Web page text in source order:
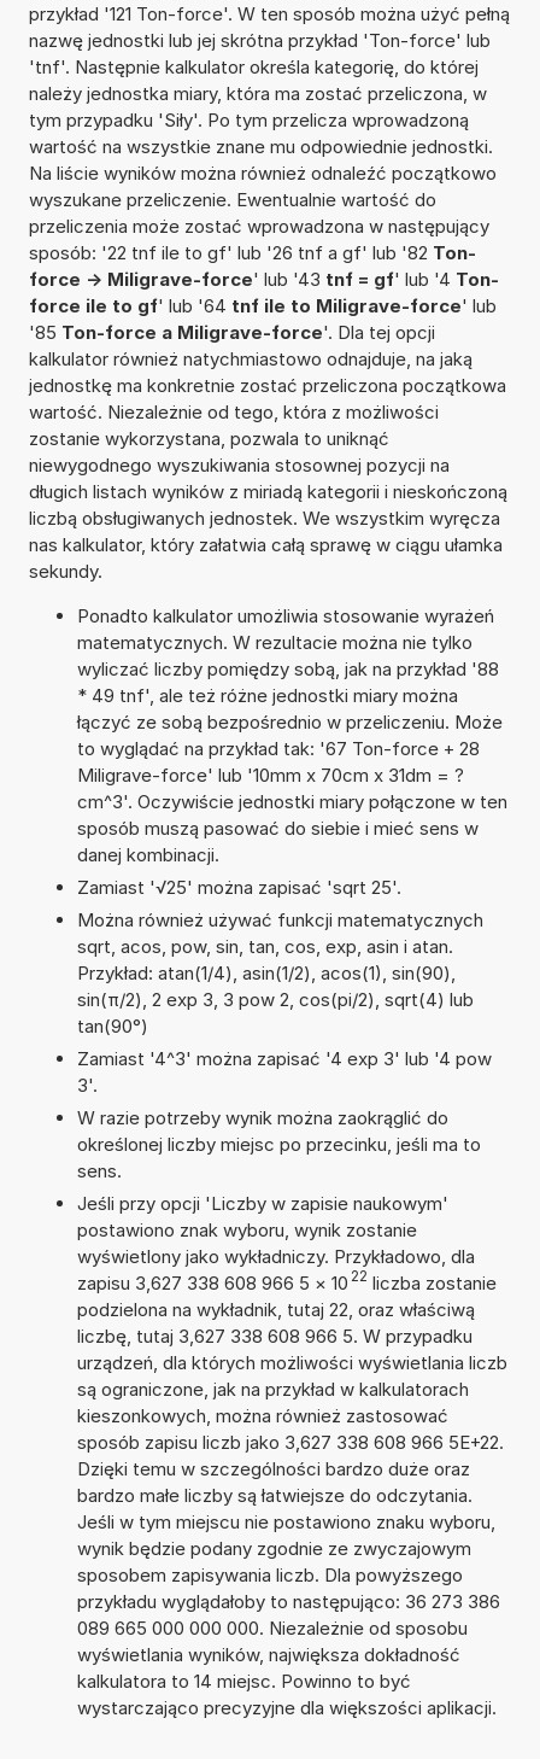
przykład '121 Ton-force'. W ten sposób można użyć pełną
nazwę jednostki lub jej skrótna przykład 'Ton-force' lub
'tnf'. Następnie kalkulator określa kategorię, do której
należy jednostka miary, która ma zostać przeliczona, w
tym przypadku 'Siły'. Po tym przelicza wprowadzoną
wartość na wszystkie znane mu odpowiednie jednostki.
Na liście wyników można również odnaleźć początkowo
wyszukane przeliczenie. Ewentualnie wartość do
przeliczenia może zostać wprowadzona w następujący
sposób: '22 tnf ile to gf' lub '26 tnf a gf' lub '82 Ton-
force -> Miligrave-force' lub '43 tnf = gf' lub '4 Ton-
force ile to gf' lub '64 tnf ile to Miligrave-force' lub
'85 Ton-force a Miligrave-force'. Dla tej opcji
kalkulator również natychmiastowo odnajduje, na jaką
jednostkę ma konkretnie zostać przeliczona początkowa
wartość. Niezależnie od tego, która z możliwości
zostanie wykorzystana, pozwala to uniknąć
niewygodnego wyszukiwania stosownej pozycji na
długich listach wyników z miriadą kategorii i nieskończoną
liczbą obsługiwanych jednostek. We wszystkim wyręcza
nas kalkulator, który załatwia całą sprawę w ciągu ułamka
sekundy.
Ponadto kalkulator umożliwia stosowanie wyrażeń
matematycznych. W rezultacie można nie tylko
wyliczać liczby pomiędzy sobą, jak na przykład '88
* 49 tnf', ale też różne jednostki miary można
łączyć ze sobą bezpośrednio w przeliczeniu. Może
to wyglądać na przykład tak: '67 Ton-force + 28
Miligrave-force' lub '10mm x 70cm x 31dm = ?
cm^3'. Oczywiście jednostki miary połączone w ten
sposób muszą pasować do siebie i mieć sens w
danej kombinacji.
Zamiast '√25' można zapisać 'sqrt 25'.
Można również używać funkcji matematycznych
sqrt, acos, pow, sin, tan, cos, exp, asin i atan.
Przykład: atan(1/4), asin(1/2), acos(1), sin(90),
sin(π/2), 2 exp 3, 3 pow 2, cos(pi/2), sqrt(4) lub
tan(90°)
Zamiast '4^3' można zapisać '4 exp 3' lub '4 pow
3'.
W razie potrzeby wynik można zaokrąglić do
określonej liczby miejsc po przecinku, jeśli ma to
sens.
Jeśli przy opcji 'Liczby w zapisie naukowym'
postawiono znak wyboru, wynik zostanie
wyświetlony jako wykładniczy. Przykładowo, dla
zapisu 3,627 338 608 966 5 × 10 22 liczba zostanie
podzielona na wykładnik, tutaj 22, oraz właściwą
liczbę, tutaj 3,627 338 608 966 5. W przypadku
urządzeń, dla których możliwości wyświetlania liczb
są ograniczone, jak na przykład w kalkulatorach
kieszonkowych, można również zastosować
sposób zapisu liczb jako 3,627 338 608 966 5E+22.
Dzięki temu w szczególności bardzo duże oraz
bardzo małe liczby są łatwiejsze do odczytania.
Jeśli w tym miejscu nie postawiono znaku wyboru,
wynik będzie podany zgodnie ze zwyczajowym
sposobem zapisywania liczb. Dla powyższego
przykładu wyglądałoby to następująco: 36 273 386
089 665 000 000 000. Niezależnie od sposobu
wyświetlania wyników, największa dokładność
kalkulatora to 14 miejsc. Powinno to być
wystarczająco precyzyjne dla większości aplikacji.